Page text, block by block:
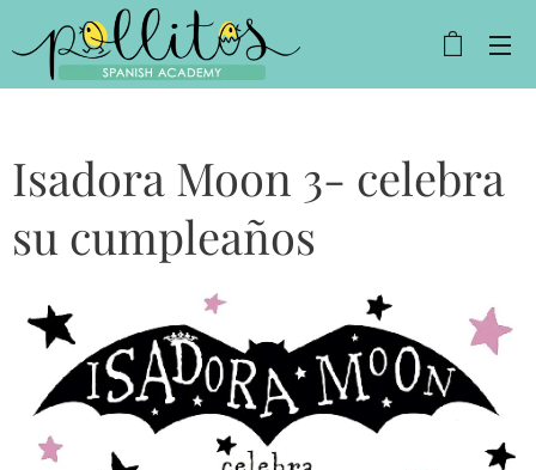
Isadora Moon 3- celebra
su cumpleaños